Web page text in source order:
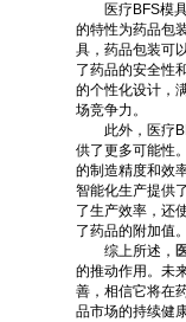
医疗BFS模具
的特性为药品包
具，药品包装可
了药品的安全性
的个性化设计，
场竞争力。
此外，医疗
供了更多可能性
的制造精度和效
智能化生产提供
了生产效率，还
了药品的附加值。
综上所述，
的推动作用。未
善，相信它将在
品市场的持续健